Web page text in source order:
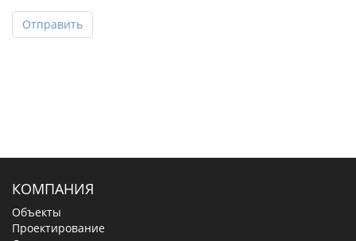
Отправить
КОМПАНИЯ
Объекты
Проектирование